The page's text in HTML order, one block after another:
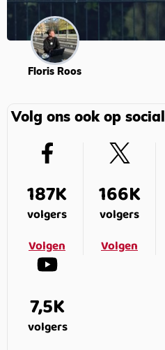
Floris Roos
Volg ons ook op social
187K
volgers
Volgen
166K
volgers
Volgen
7,5K
volgers